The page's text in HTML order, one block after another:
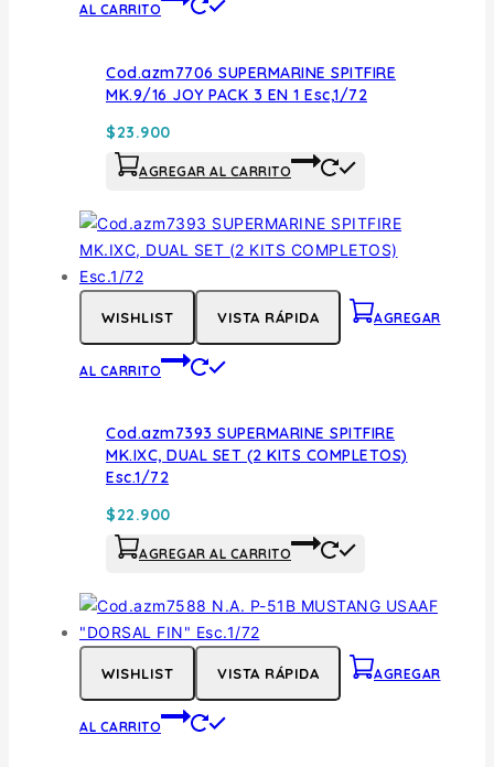
AL CARRITO
Cod.azm7706 SUPERMARINE SPITFIRE
MK.9/16 JOY PACK 3 EN 1 Esc,1/72
$23.900
AGREGAR AL CARRITO
WISHLIST VISTA RÁPIDA AGREGAR
AL CARRITO
Cod.azm7393 SUPERMARINE SPITFIRE
MK.IXC, DUAL SET (2 KITS COMPLETOS)
Esc.1/72
$22.900
AGREGAR AL CARRITO
WISHLIST VISTA RÁPIDA AGREGAR
AL CARRITO